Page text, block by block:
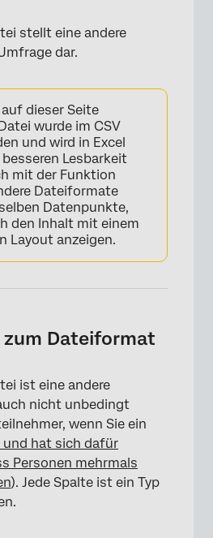
stellt eine andere
dar.
auf dieser Seite
wurde im CSV
und wird in Excel
Lesbarkeit
mit der Funktion
Dateiformate
Datenpunkte,
den Inhalt mit einem
Layout anzeigen.
zum Dateiformat
ist eine andere
nicht unbedingt
wenn Sie ein
hat sich dafür
Personen mehrmals
). Jede Spalte ist ein Typ